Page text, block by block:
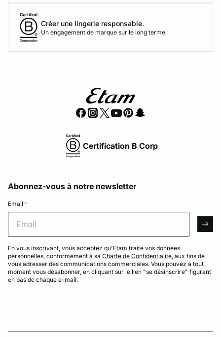
Créer une lingerie responsable.
Un engagement de marque sur le long terme.
Certification B Corp
Abonnez-vous à notre newsletter
Email *
En vous inscrivant, vous acceptez qu'Etam traite vos données
personnelles, conformément à sa Charte de Confidentialité, aux fins de
vous adresser des communications commerciales. Vous pouvez à tout
moment vous désabonner, en cliquant sur le lien "se désinscrire" figurant
en bas de chaque e-mail.